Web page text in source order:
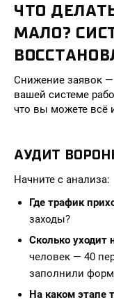
ЧТО
МАЛО?
Снижение заявок —
вашей системе
что вы можете всё
АУДИТ
Начните с анализа:
Где трафик
заходы?
Сколько уходит
человек — 40
заполнили
На каком этапе